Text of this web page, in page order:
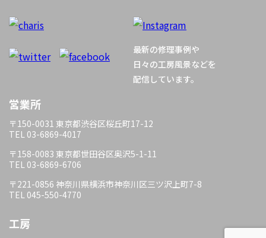
ー
シ
ョ
ン
最新の修理事例や
日々の工房風景などを
配信しています。
営業所
〒150-0031 東京都渋谷区桜丘町17-12
TEL 03-6869-4017
〒158-0083 東京都世田谷区奥沢5-1-11
TEL 03-6869-6706
〒221-0856 神奈川県横浜市神奈川区三ツ沢上町7-8
TEL 045-550-4770
工房